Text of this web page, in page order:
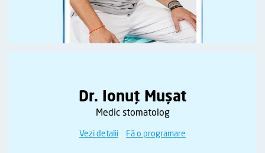
Dr. Ionuț Mușat
Medic stomatolog
Vezi detalii Fă o programare